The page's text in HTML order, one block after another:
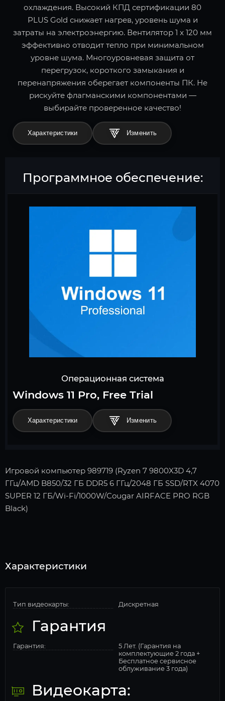
охлаждения. Высокий КПД сертификации 80
PLUS Gold снижает нагрев, уровень шума и
затраты на электроэнергию. Вентилятор 1 x 120 мм
эффективно отводит тепло при минимальном
уровне шума. Многоуровневая защита от
перегрузок, короткого замыкания и
перенапряжения оберегает компоненты ПК. Не
рискуйте флагманскими компонентами —
выбирайте проверенное качество!
Характеристики
Программное обеспечение:
Операционная система
Windows 11 Pro, Free Trial
Характеристики
Игровой компьютер 989719 (Ryzen 7 9800X3D 4,7
ГГц/AMD B850/32 ГБ DDR5 6 ГГц/2048 ГБ SSD/RTX 4070
SUPER 12 ГБ/Wi-Fi/1000W/Cougar AIRFACE PRO RGB
Black)
Характеристики
Тип видеокарты: Дискретная
Гарантия
Гарантия:
5 Лет. (Гарантия на
комплектующие 2 года +
Бесплатное сервисное
облуживание 3 года)
Видеокарта: